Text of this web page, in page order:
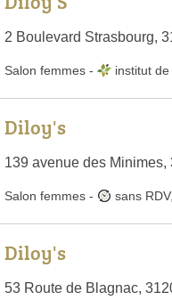
2 Boulevard Strasbourg,
Salon femmes - institut
Diloy's
139 avenue des Minimes,
Salon femmes - sans RDV,
Diloy's
53 Route de Blagnac,